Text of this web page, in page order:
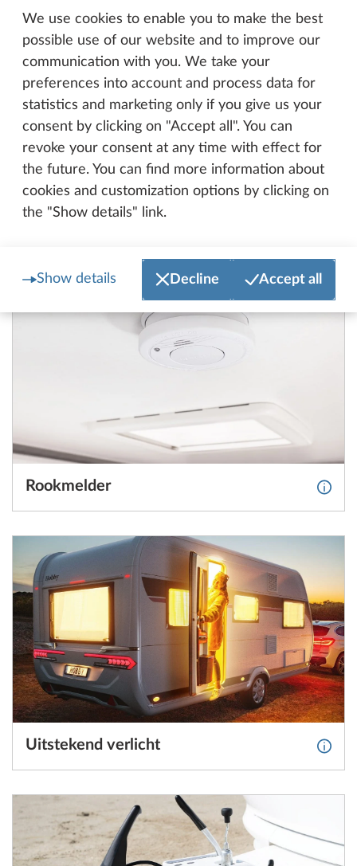
We use cookies to enable you to make the best
possible use of our website and to improve our
communication with you. We take your
preferences into account and process data for
statistics and marketing only if you give us your
consent by clicking on "Accept all". You can
revoke your consent at any time with effect for
the future. You can find more information about
cookies and customization options by clicking on
the "Show details" link.
Show details Decline Accept all
Kinderbeveiliging
Alle gezinsvoertuigen hebben een uitvalbeveiliging
voor de bovenste kinderbedden of alkoven – voor
rustige en veilige nachten voor de allerkleinsten en
de groten.
Meer veiligheidsfuncties:
Rookmelder Meer
Uitstekend verlicht Meer